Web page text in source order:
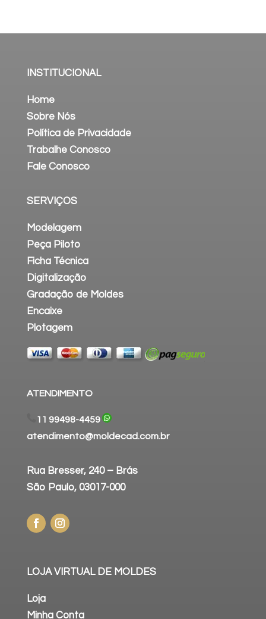
INSTITUCIONAL
Home
Sobre Nós
Política de Privacidade
Trabalhe Conosco
Fale Conosco
SERVIÇOS
Modelagem
Peça Piloto
Ficha Técnica
Digitalização
Gradação de Moldes
Encaixe
Plotagem
ATENDIMENTO
11 99498-4459
atendimento@moldecad.com.br
Rua Bresser, 240 – Brás
São Paulo, 03017-000
LOJA VIRTUAL DE MOLDES
Loja
Minha Conta